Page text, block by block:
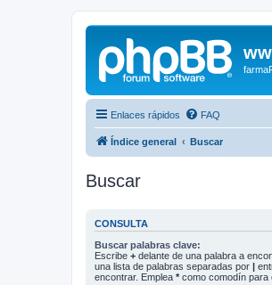
Enlaces rápidos FAQ
Índice general Buscar
Buscar
CONSULTA
Buscar palabras clave:
Escribe + delante de una palabra a
una lista de palabras separadas por |
encontrar. Emplea * como comodín para